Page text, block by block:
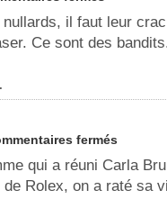
il faut leur
Ce sont des
fermés
qui a réuni Carla
Rolex, on a raté sa